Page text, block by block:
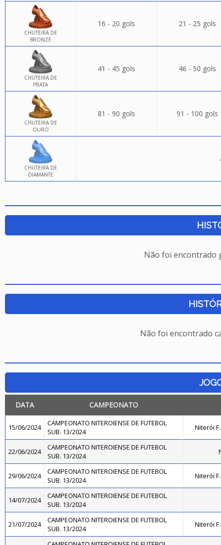
CHUTEIRA DE
BRONZE
16 - 20 gols 21 - 25 gols
CHUTEIRA DE
PRATA
41 - 45 gols 46 - 50 gols
CHUTEIRA DE
OURO
81 - 90 gols 91 - 100 gols
CHUTEIRA DE
DIAMANTE
Não foi encontrado
Não foi encontrado
DATA CAMPEONATO
15/06/2024
CAMPEONATO NITEROIENSE DE FUTEBOL
SUB. 13/2024
Niterói
22/06/2024
CAMPEONATO NITEROIENSE DE FUTEBOL
SUB. 13/2024
29/06/2024
CAMPEONATO NITEROIENSE DE FUTEBOL
SUB. 13/2024
Niterói
14/07/2024
CAMPEONATO NITEROIENSE DE FUTEBOL
SUB. 13/2024
21/07/2024
CAMPEONATO NITEROIENSE DE FUTEBOL
SUB. 13/2024
Niterói